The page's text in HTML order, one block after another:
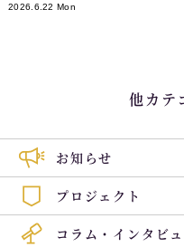
2026.6.22 Mon
他カテ
お知らせ
プロジェクト
コラム・インタビ